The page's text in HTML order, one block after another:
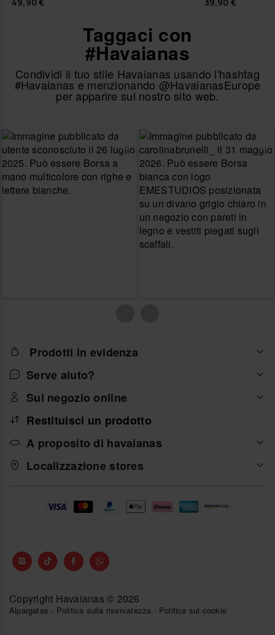
Taggaci con
#Havaianas
Condividi il tuo stile Havaianas usando l'hashtag
#Havaianas e menzionando @HavaianasEurope
per apparire sul nostro sito web.
Prodotti in evidenza
Serve aiuto?
Sul negozio online
Restituisci un prodotto
A proposito di havaianas
Localizzazione stores
Copyright Havaianas © 2026
Alpargatas - Politica sulla riservatezza - Politica sui cookie